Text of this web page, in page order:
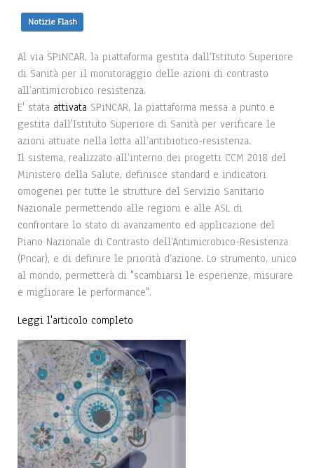
Notizie Flash
Al via SPiNCAR, la piattaforma gestita dall’Istituto Superiore
di Sanità per il monitoraggio delle azioni di contrasto
all’antimicrobico resistenza.
E' stata attivata SPiNCAR, la piattaforma messa a punto e
gestita dall'Istituto Superiore di Sanità per verificare le
azioni attuate nella lotta all’antibiotico-resistenza.
Il sistema, realizzato all’interno dei progetti CCM 2018 del
Ministero della Salute, definisce standard e indicatori
omogenei per tutte le strutture del Servizio Sanitario
Nazionale permettendo alle regioni e alle ASL di
confrontare lo stato di avanzamento ed applicazione del
Piano Nazionale di Contrasto dell’Antimicrobico-Resistenza
(Pncar), e di definire le priorità d’azione. Lo strumento, unico
al mondo, permetterà di "scambiarsi le esperienze, misurare
e migliorare le performance".
Leggi l'articolo completo